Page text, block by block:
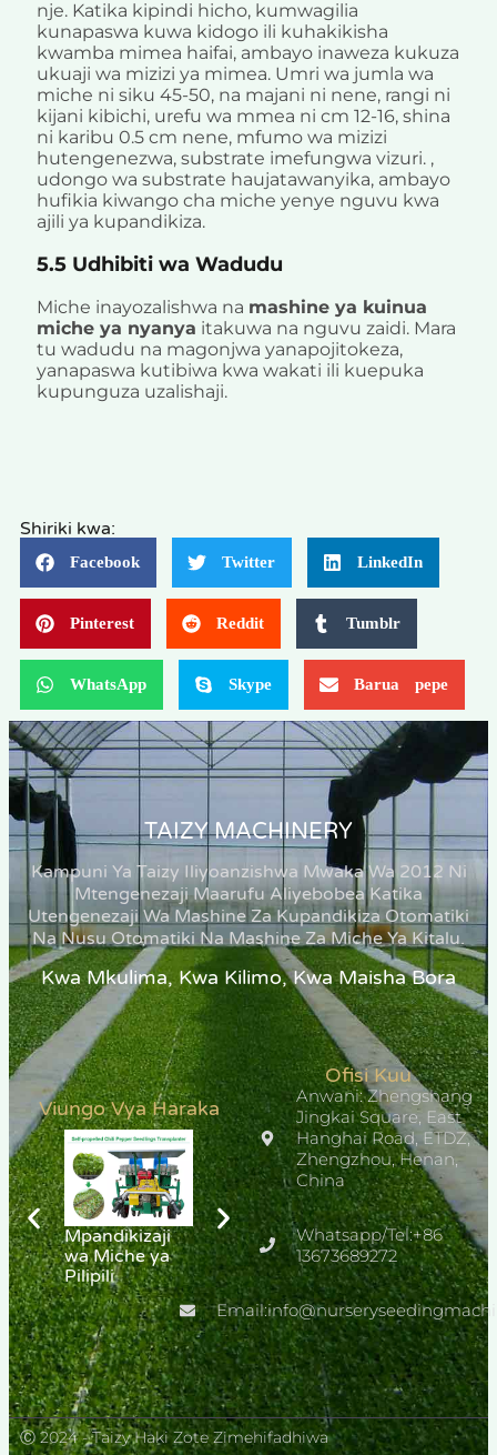
nje. Katika kipindi hicho, kumwagilia
kunapaswa kuwa kidogo ili kuhakikisha
kwamba mimea haifai, ambayo inaweza kukuza
ukuaji wa mizizi ya mimea. Umri wa jumla wa
miche ni siku 45-50, na majani ni nene, rangi ni
kijani kibichi, urefu wa mmea ni cm 12-16, shina
ni karibu 0.5 cm nene, mfumo wa mizizi
hutengenezwa, substrate imefungwa vizuri. ,
udongo wa substrate haujatawanyika, ambayo
hufikia kiwango cha miche yenye nguvu kwa
ajili ya kupandikiza.
5.5 Udhibiti wa Wadudu
Miche inayozalishwa na mashine ya kuinua
miche ya nyanya itakuwa na nguvu zaidi. Mara
tu wadudu na magonjwa yanapojitokeza,
yanapaswa kutibiwa kwa wakati ili kuepuka
kupunguza uzalishaji.
Shiriki kwa:
Facebook Twitter LinkedIn
Pinterest Reddit Tumblr
WhatsApp Skype Barua pepe
TAIZY MACHINERY
Kampuni Ya Taizy Iliyoanzishwa Mwaka Wa 2012 Ni
Mtengenezaji Maarufu Aliyebobea Katika
Utengenezaji Wa Mashine Za Kupandikiza Otomatiki
Na Nusu Otomatiki Na Mashine Za Miche Ya Kitalu.
Kwa Mkulima, Kwa Kilimo, Kwa Maisha Bora
Viungo Vya Haraka
Mpandikizaji
wa Miche ya
Pilipili
Nursery Drum
Seeder
Machine
Mashine ya
miche ya
Kitalu cha
Maua
Ofisi Kuu
Anwani: Zhengshang
Jingkai Square, East
Hanghai Road, ETDZ,
Zhengzhou, Henan,
China
Whatsapp/Tel:+86
13673689272
Ⓒ 2024 - Taizy Haki Zote Zimehifadhiwa